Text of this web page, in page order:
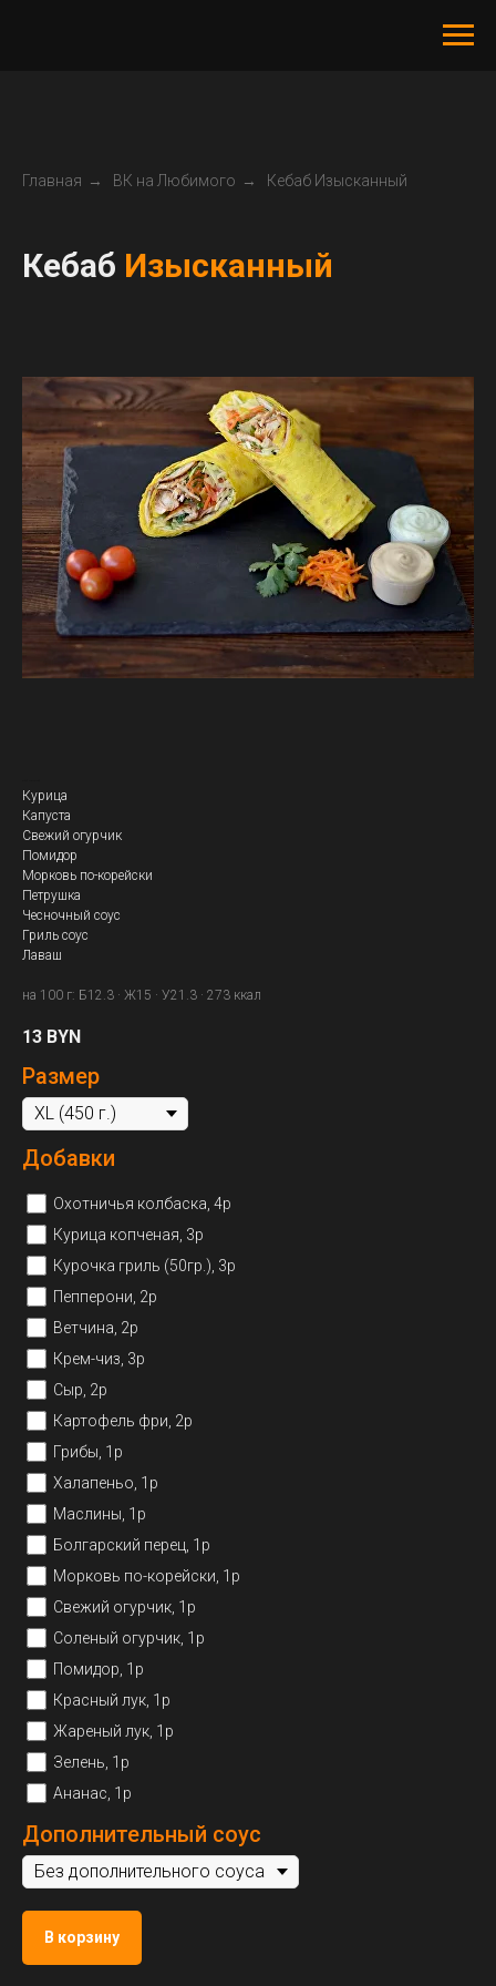
Главная → ВК на Любимого → Кебаб Изысканный
Кебаб Изысканный
Курица
Капуста
Свежий огурчик
Помидор
Морковь по-корейски
Петрушка
Чесночный соус
Гриль соус
Лаваш
на 100 г: Б12.3 · Ж15 · У21.3 · 273 ккал
13 BYN
Размер
Добавки
Охотничья колбаска, 4р
Курица копченая, 3р
Курочка гриль (50гр.), 3р
Пепперони, 2р
Ветчина, 2р
Крем-чиз, 3р
Сыр, 2р
Картофель фри, 2р
Грибы, 1р
Халапеньо, 1р
Маслины, 1р
Болгарский перец, 1р
Морковь по-корейски, 1р
Свежий огурчик, 1р
Соленый огурчик, 1р
Помидор, 1р
Красный лук, 1р
Жареный лук, 1р
Зелень, 1р
Ананас, 1р
Дополнительный соус
В корзину